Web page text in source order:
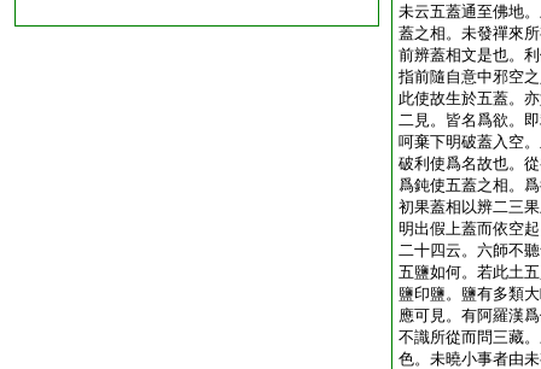
未云五蓋通至佛地
蓋之相。未發禪來
前辨蓋相文是也。
指前隨自意中邪空
此使故生於五蓋。
二見。皆名爲欲。
呵棄下明破蓋入空
破利使爲名故也。
爲鈍使五蓋之相。
初果蓋相以辨二三
明出假上蓋而依空
二十四云。六師不
五鹽如何。若此土
鹽印鹽。鹽有多類
應可見。有阿羅漢
不識所從而問三藏
色。未曉小事者由